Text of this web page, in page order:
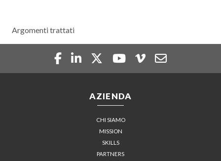
Argomenti trattati
AZIENDA
CHI SIAMO
MISSION
SKILLS
PARTNERS